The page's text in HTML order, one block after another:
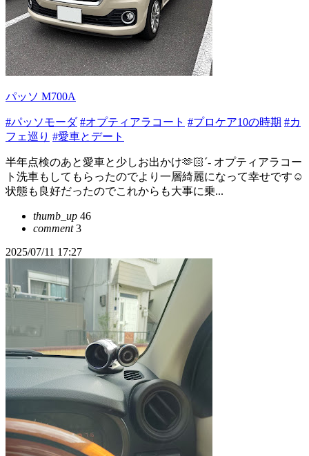
パッソ M700A
#パッソモーダ #オプティアラコート #プロケア10の時期 #カ
フェ巡り #愛車とデート
半年点検のあと愛車と少しお出かけ🫶🏻´- オプティアラコー
ト洗車もしてもらったのでより一層綺麗になって幸せです☺️
状態も良好だったのでこれからも大事に乗...
thumb_up 46
comment3
2025/07/11 17:27